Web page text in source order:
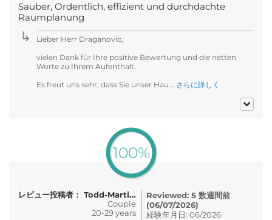
Sauber, Ordentlich, effizient und durchdachte
Raumplanung
Lieber Herr Draganovic,
vielen Dank für Ihre positive Bewertung und die netten
Worte zu Ihrem Aufenthalt.
Es freut uns sehr, dass Sie unser Hau... さらに詳しく
100%
レビュー投稿者： Todd-Martin Manifold
Couple
20-29 years
Reviewed: 5 数週間前
(06/07/2026)
経験年月日: 06/2026